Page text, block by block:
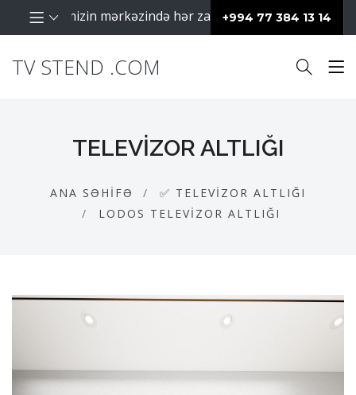
mərkəzində hər zaman müştərilərimiz
+994 77 384 13 14
TV STEND .COM
TELEVIZOR ALTLIĞI
ANA SƏHIFƏ
✅ TELEVIZOR ALTLIĞI
LODOS TELEVIZOR ALTLIĞI